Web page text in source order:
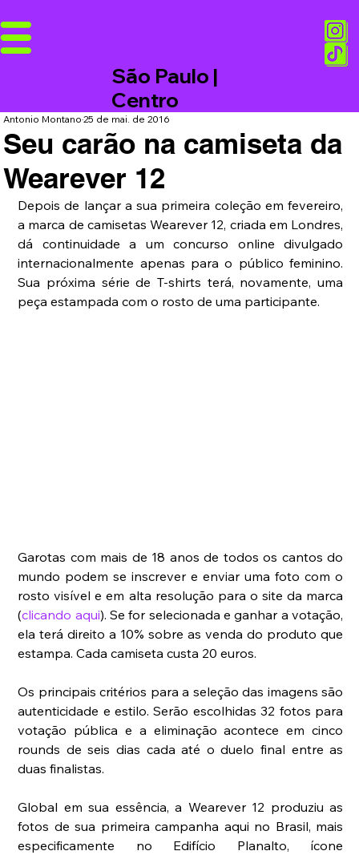
São Paulo |
Centro
Seu carão na camiseta da
Wearever 12
Antonio Montano25 de mai. de 2016
Depois de lançar a sua primeira coleção em fevereiro,
a marca de camisetas Wearever 12, criada em Londres,
dá continuidade a um concurso online divulgado
internacionalmente apenas para o público feminino.
Sua próxima série de T-shirts terá, novamente, uma
peça estampada com o rosto de uma participante.
Garotas com mais de 18 anos de todos os cantos do
mundo podem se inscrever e enviar uma foto com o
rosto visível e em alta resolução para o site da marca
(clicando aqui). Se for selecionada e ganhar a votação,
ela terá direito a 10% sobre as venda do produto que
estampa. Cada camiseta custa 20 euros.
Os principais critérios para a seleção das imagens são
autenticidade e estilo. Serão escolhidas 32 fotos para
votação pública e a eliminação acontece em cinco
rounds de seis dias cada até o duelo final entre as
duas finalistas.
Global em sua essência, a Wearever 12 produziu as
fotos de sua primeira campanha aqui no Brasil, mais
especificamente no Edifício Planalto, ícone